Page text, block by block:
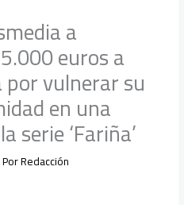
a
euros a
vulnerar su
en una
serie ‘Fariña’
Redacción